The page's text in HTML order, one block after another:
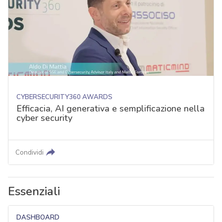
CYBERSECURITY360 AWARDS
Efficacia, AI generativa e semplificazione nella
cyber security
Condividi
Essenziali
DASHBOARD